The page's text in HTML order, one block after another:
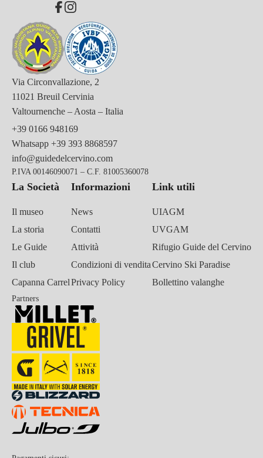
Via Circonvallazione, 2
11021 Breuil Cervinia
Valtournenche – Aosta – Italia
+39 0166 948169
Whatsapp +39 393 8868597
info@guidedelcervino.com
P.IVA 00146090071 – C.F. 81005360078
La Società
Il museo
La storia
Le Guide
Il club
Capanna Carrel
Informazioni
News
Contatti
Attività
Condizioni di vendita
Privacy Policy
Link utili
UIAGM
UVGAM
Rifugio Guide del Cervino
Cervino Ski Paradise
Bollettino valanghe
Partners